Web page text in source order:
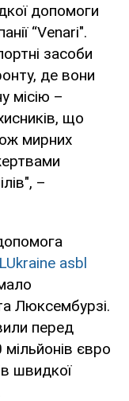
допомоги
“Venari".
засоби
де вони
місію –
що
мирних
–
LUkraine asbl
Люксембурзі.
перед
євро
швидкої